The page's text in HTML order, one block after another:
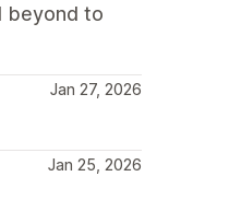
beyond to
Jan 27, 2026
Jan 25, 2026